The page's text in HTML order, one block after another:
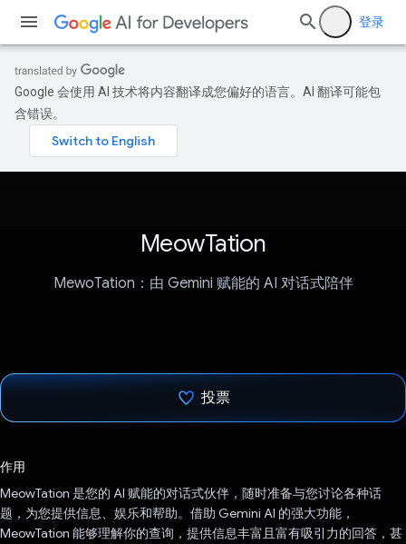
登录
Google 会使用 AI 技术将内容翻译成您偏好的语言。AI 翻译可能包
含错误。
MeowTation
MewoTation：由 Gemini 赋能的 AI 对话式陪伴
投票
作用
MeowTation 是您的 AI 赋能的对话式伙伴，随时准备与您讨论各种话
题，为您提供信息、娱乐和帮助。借助 Gemini AI 的强大功能，
MeowTation 能够理解你的查询，提供信息丰富且富有吸引力的回答，甚